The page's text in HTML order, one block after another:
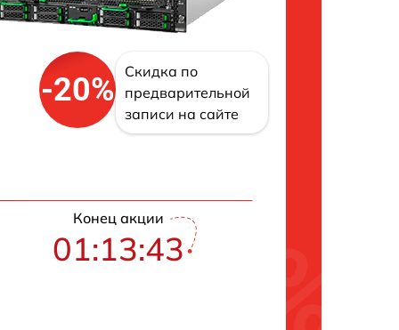
-20%
Скидка по
предварительной
записи на сайте
Конец акции
01:13:42